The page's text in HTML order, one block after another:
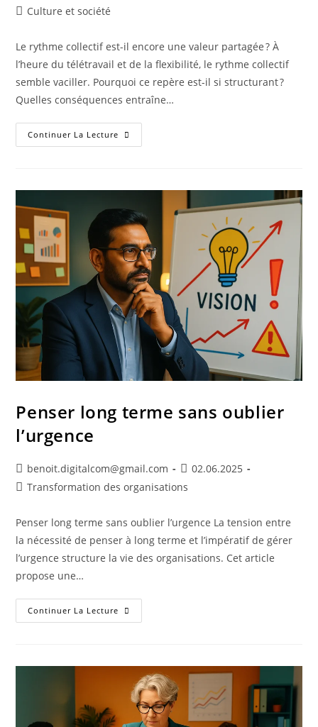
Culture et société
Le rythme collectif est-il encore une valeur partagée ? À
l’heure du télétravail et de la flexibilité, le rythme collectif
semble vaciller. Pourquoi ce repère est-il si structurant ?
Quelles conséquences entraîne…
Continuer La Lecture
Penser long terme sans oublier
l’urgence
benoit.digitalcom@gmail.com
02.06.2025
Transformation des organisations
Penser long terme sans oublier l’urgence La tension entre
la nécessité de penser à long terme et l’impératif de gérer
l’urgence structure la vie des organisations. Cet article
propose une…
Continuer La Lecture